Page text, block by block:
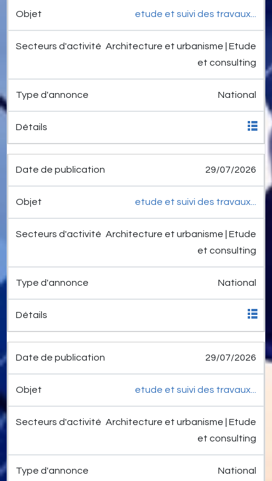
etude et suivi des travaux...
Architecture et urbanisme | Etude
et consulting
National
29/07/2026
etude et suivi des travaux...
Architecture et urbanisme | Etude
et consulting
National
29/07/2026
etude et suivi des travaux...
Architecture et urbanisme | Etude
et consulting
National